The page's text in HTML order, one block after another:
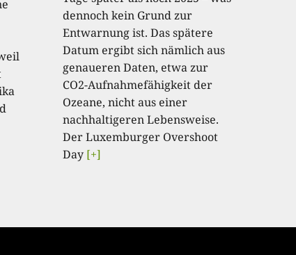
dennoch kein Grund zur
Entwarnung ist. Das spätere
Datum ergibt sich nämlich aus
genaueren Daten, etwa zur
CO2-Aufnahmefähigkeit der
Ozeane, nicht aus einer
nachhaltigeren Lebensweise.
Der Luxemburger Overshoot
Day [+]